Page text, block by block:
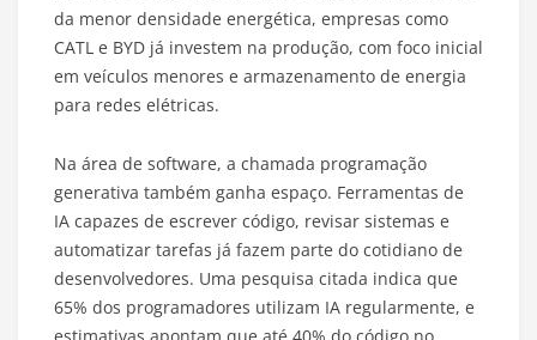
da menor densidade energética, empresas como
CATL e BYD já investem na produção, com foco inicial
em veículos menores e armazenamento de energia
para redes elétricas.
Na área de software, a chamada programação
generativa também ganha espaço. Ferramentas de
IA capazes de escrever código, revisar sistemas e
automatizar tarefas já fazem parte do cotidiano de
desenvolvedores. Uma pesquisa citada indica que
65% dos programadores utilizam IA regularmente, e